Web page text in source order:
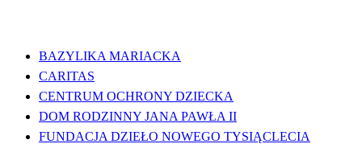
BAZYLIKA MARIACKA
CARITAS
CENTRUM OCHRONY DZIECKA
DOM RODZINNY JANA PAWŁA II
FUNDACJA DZIEŁO NOWEGO TYSIĄCLECIA